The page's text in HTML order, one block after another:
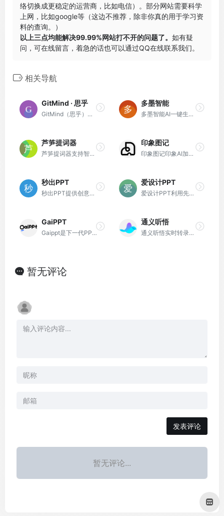
络切换成更稳定的运营商，比如电信）。部分网站需要科学
上网，比如google等（这边不推荐，除非你真的用于学习资
料的查询。）
以上三点均能解决99.99%网站打不开的问题了。 如有疑
问，可在线留言，着急的话也可以通过QQ在线联系我们。
相关导航
GitMind · 思乎
GitMind（思乎）是一款全平台 在线思维导图脑图架构图制作软件工具
多墨智能
多墨智能AI一键生成工作文档，流程图，思维导图
芦笋提词器
芦笋提词器支持智能跟读、滚屏提词和隐形提词的电脑端提词工具。
印象图记
印象图记印象AI加持的在线思维导图工具
秒出PPT
秒出PPT提供创意精美高端PPT模板下载，AI辅助编辑PPT内容，支持自动排版、智能生成PPT
爱设计PPT
爱设计PPT利用先进的AI技术,自动创建并优化PPT模版。
GaiPPT
Gaippt是下一代PPT美化神器，基于AI智能辅助，可根据内容生成带有高度结构化可视化的PPT版式，并提供丰富的快捷操作，让PPT设计制作更简单。
通义听悟
通义听悟实时转录和音视频转文字，智能生成总结，实时翻译。
暂无评论
发表评论
暂无评论...